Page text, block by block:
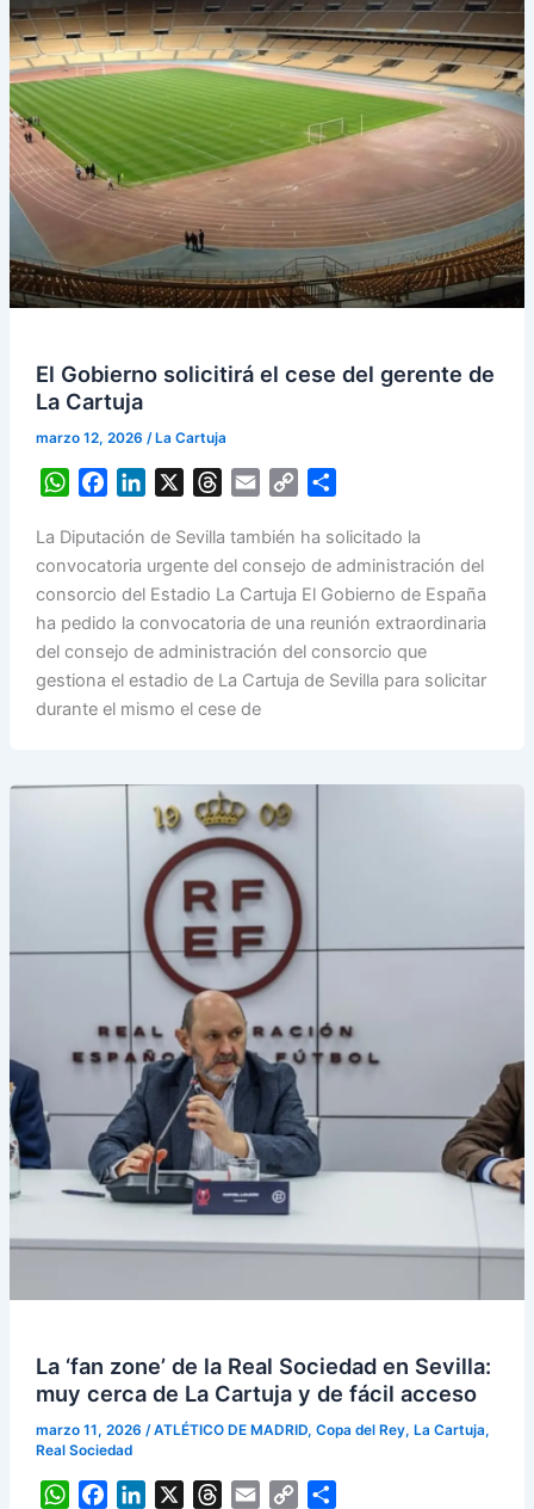
El Gobierno solicitirá el cese del gerente de
La Cartuja
marzo 12, 2026 / La Cartuja
W
a
t
s
A
p
p
c
e
b
o
o
k
n
k
e
d
I
n
r
e
a
d
s
a
i
l
p
y
L
i
n
k
a
r
e
La Diputación de Sevilla también ha solicitado la
convocatoria urgente del consejo de administración del
consorcio del Estadio La Cartuja El Gobierno de España
ha pedido la convocatoria de una reunión extraordinaria
del consejo de administración del consorcio que
gestiona el estadio de La Cartuja de Sevilla para solicitar
durante el mismo el cese de
La ‘fan zone’ de la Real Sociedad en Sevilla:
muy cerca de La Cartuja y de fácil acceso
marzo 11, 2026 /ATLÉTICO DE MADRID, Copa del Rey, La Cartuja,
Real Sociedad
W